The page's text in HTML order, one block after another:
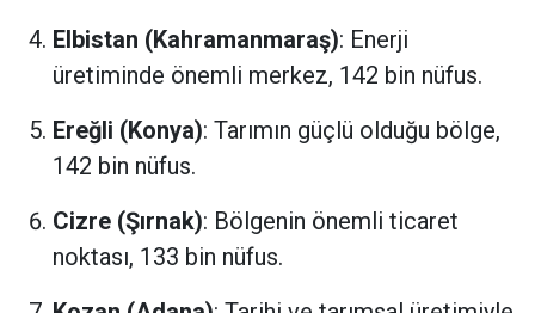
Elbistan (Kahramanmaraş): Enerji
üretiminde önemli merkez, 142 bin nüfus.
Ereğli (Konya): Tarımın güçlü olduğu bölge,
142 bin nüfus.
Cizre (Şırnak): Bölgenin önemli ticaret
noktası, 133 bin nüfus.